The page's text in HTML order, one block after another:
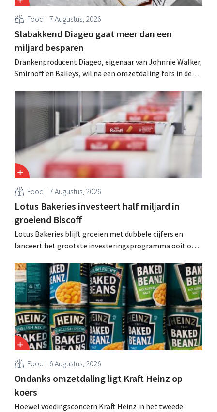
Food 7 Augustus, 2026
Slabakkend Diageo gaat meer dan een
miljard besparen
Drankenproducent Diageo, eigenaar van Johnnie Walker,
Smirnoff en Baileys, wil na een omzetdaling fors in de
andere Guiness en voorgemixte cocktails.
Food 7 Augustus, 2026
Lotus Bakeries investeert half miljard in
groeiend Biscoff
Lotus Bakeries blijft groeien met dubbele cijfers en
lanceert het grootste investeringsprogramma ooit om
moeten dit momentum grijpen”.
Food 6 Augustus, 2026
Ondanks omzetdaling ligt Kraft Heinz op
koers
Hoewel voedingsconcern Kraft Heinz in het tweede